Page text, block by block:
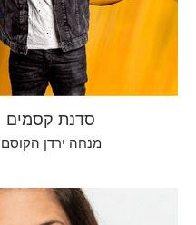
סדנת קסמים
מנחה ירדן הקוסם